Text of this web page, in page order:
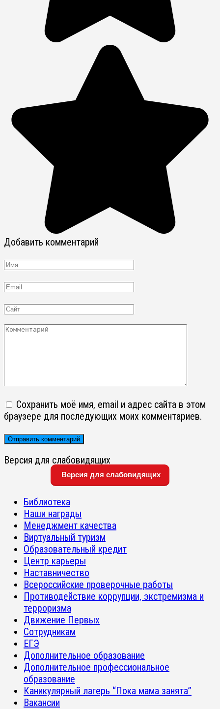
Добавить комментарий
Имя
Email
Сайт
Комментарий
Сохранить моё имя, email и адрес сайта в этом
браузере для последующих моих комментариев.
Версия для слабовидящих
Версия для слабовидящих
Библиотека
Наши награды
Менеджмент качества
Виртуальный туризм
Образовательный кредит
Центр карьеры
Наставничество
Всероссийские проверочные работы
Противодействие коррупции, экстремизма и
терроризма
Движение Первых
Сотрудникам
ЕГЭ
Дополнительное образование
Дополнительное профессиональное
образование
Каникулярный лагерь “Пока мама занята”
Вакансии